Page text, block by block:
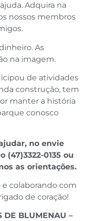
Adquira na
nossos membros
As
na imagem.
de atividades
construção, tem
manter a história
conosco
no envie
0135 ou
as orientações.
colaborando com
de coração!
DE BLUMENAU –